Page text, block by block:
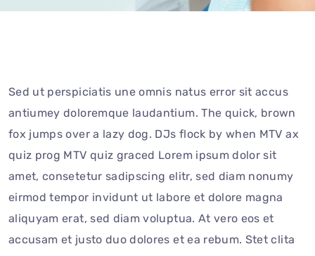
Sed ut perspiciatis une omnis natus error sit accus
antiumey doloremque laudantium. The quick, brown
fox jumps over a lazy dog. DJs flock by when MTV ax
quiz prog MTV quiz graced Lorem ipsum dolor sit
amet, consetetur sadipscing elitr, sed diam nonumy
eirmod tempor invidunt ut labore et dolore magna
aliquyam erat, sed diam voluptua. At vero eos et
accusam et justo duo dolores et ea rebum. Stet clita